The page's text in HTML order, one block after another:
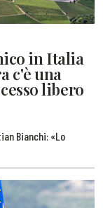
in Italia
c'è una
libero
Bianchi: «Lo